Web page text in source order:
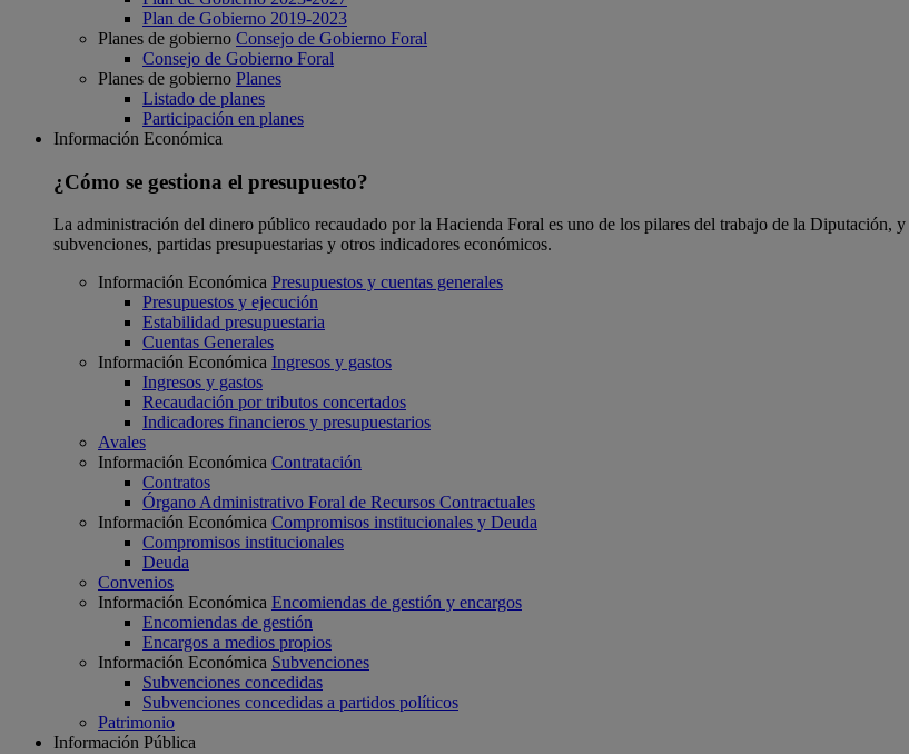
Plan de Gobierno 2019-2023
Planes de gobierno Consejo de Gobierno Foral
Consejo de Gobierno Foral
Planes de gobierno Planes
Listado de planes
Participación en planes
Información Económica
¿Cómo se gestiona el presupuesto?
La administración del dinero público recaudado por la Hacienda Foral es uno de los pilares del trabajo de la Diputación,
subvenciones, partidas presupuestarias y otros indicadores económicos.
Información Económica Presupuestos y cuentas generales
Presupuestos y ejecución
Estabilidad presupuestaria
Cuentas Generales
Información Económica Ingresos y gastos
Ingresos y gastos
Recaudación por tributos concertados
Indicadores financieros y presupuestarios
Avales
Información Económica Contratación
Contratos
Órgano Administrativo Foral de Recursos Contractuales
Información Económica Compromisos institucionales y Deuda
Compromisos institucionales
Deuda
Convenios
Información Económica Encomiendas de gestión y encargos
Encomiendas de gestión
Encargos a medios propios
Información Económica Subvenciones
Subvenciones concedidas
Subvenciones concedidas a partidos políticos
Patrimonio
Información Pública